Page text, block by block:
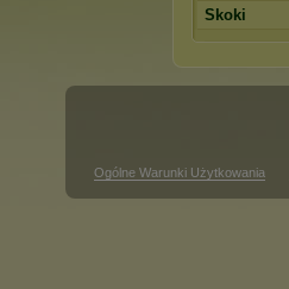
Skoki
Ogólne Warunki Użytkowania